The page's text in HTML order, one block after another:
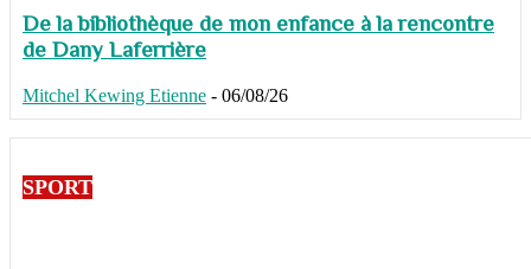
De la bibliothèque de mon enfance à la rencontre
de Dany Laferrière
Mitchel Kewing Etienne - 06/08/26
SPORT